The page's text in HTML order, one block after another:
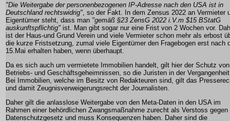
"Die Weitergabe der personenbezogenen IP-Adresse nach den USA ist in
Deutschland rechtswidrig" , so der Fakt. In dem Zensus 2022 an Vermieter
Eigentümer steht, dass man "gemäß §23 ZensG 2022 i.V.m $15 BStatG
auskunftspflichtig" ist. Man gibt sogar nur eine Frist von 2 Wochen vor.
ist der Haus-und Grund Verein und viele Vermieter schon mehr als erbost
die kurze Fristsetzung, zumal viele Eigentümer den Fragebogen erst nach
15.Mai erhalten haben, wenn überhaupt.
Da es sich auch um vermietete Immobilien handelt, gilt hier der Schutz von
Betriebs- und Geschäftsgeheimnissen, so die Juristen in der
Bei Immobilien, welche im Besitz von Redakteuren sind, gilt das
und damit Zeugnisverweigerungsrecht der Journalisten.
Daher gilt die anlasslose Weitergabe von den Meta-Daten in den USA im
Rahmen einer behördlichen Zwangsmaßnahme zurecht als Verstoss gegen
Datenschutzgesetz und muss Konsequenzen haben. Daher sind die